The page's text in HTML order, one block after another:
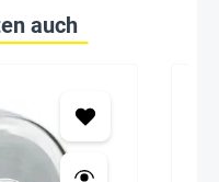
auch